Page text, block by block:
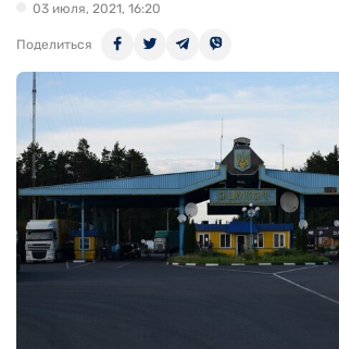
03 июля, 2021, 16:20
Поделиться